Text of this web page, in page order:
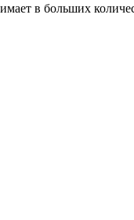
в боль­ших